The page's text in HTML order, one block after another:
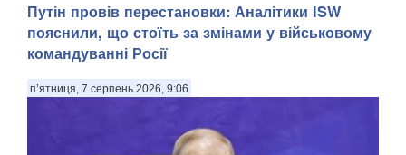
Путін провів перестановки: Аналітики ISW
пояснили, що стоїть за змінами у військовому
командуванні Росії
п’ятниця, 7 серпень 2026, 9:06